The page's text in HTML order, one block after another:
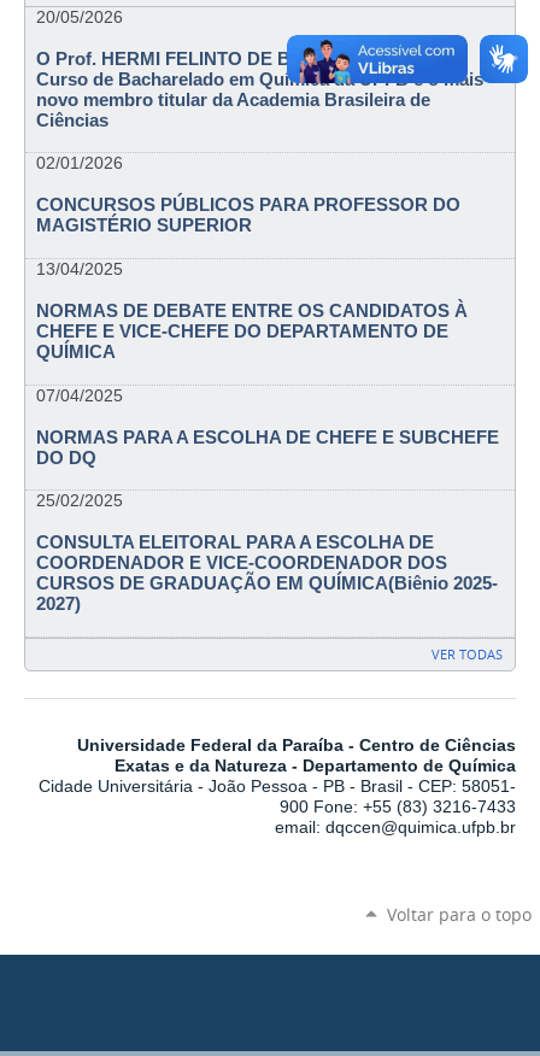
20/05/2026
O Prof. HERMI FELINTO DE BRITO – Egresso do
Curso de Bacharelado em Química da UPFB é o mais
novo membro titular da Academia Brasileira de
Ciências
02/01/2026
CONCURSOS PÚBLICOS PARA PROFESSOR DO
MAGISTÉRIO SUPERIOR
13/04/2025
NORMAS DE DEBATE ENTRE OS CANDIDATOS À
CHEFE E VICE-CHEFE DO DEPARTAMENTO DE
QUÍMICA
07/04/2025
NORMAS PARA A ESCOLHA DE CHEFE E SUBCHEFE
DO DQ
25/02/2025
CONSULTA ELEITORAL PARA A ESCOLHA DE
COORDENADOR E VICE-COORDENADOR DOS
CURSOS DE GRADUAÇÃO EM QUÍMICA(Biênio 2025-
2027)
VER TODAS
Universidade Federal da Paraíba - Centro de Ciências
Exatas e da Natureza - Departamento de Química
Cidade Universitária - João Pessoa - PB - Brasil - CEP: 58051-
900 Fone: +55 (83) 3216-7433
email: dqccen@quimica.ufpb.br
Voltar para o topo